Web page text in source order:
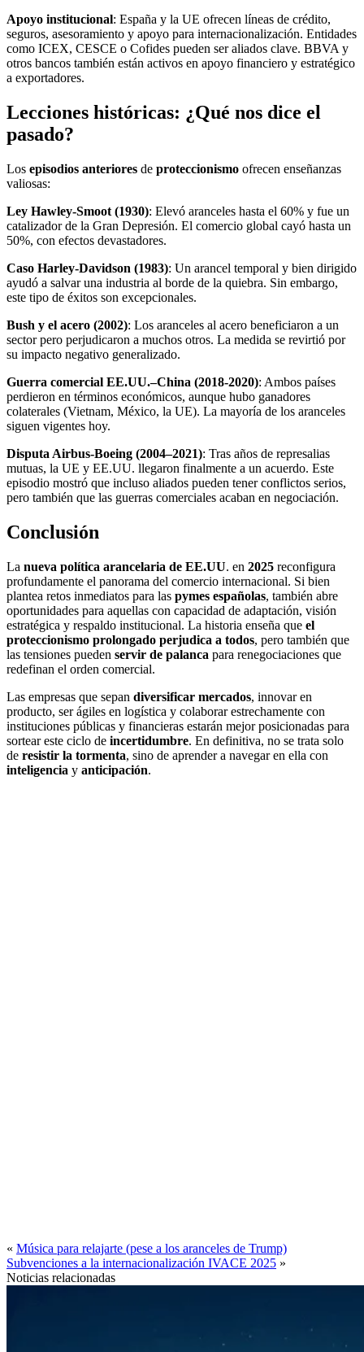
Apoyo institucional: España y la UE ofrecen líneas de crédito,
seguros, asesoramiento y apoyo para internacionalización. Entidades
como ICEX, CESCE o Cofides pueden ser aliados clave. BBVA y
otros bancos también están activos en apoyo financiero y estratégico
a exportadores.
Lecciones históricas: ¿Qué nos dice el
pasado?
Los episodios anteriores de proteccionismo ofrecen enseñanzas
valiosas:
Ley Hawley-Smoot (1930): Elevó aranceles hasta el 60% y fue un
catalizador de la Gran Depresión. El comercio global cayó hasta un
50%, con efectos devastadores.
Caso Harley-Davidson (1983): Un arancel temporal y bien dirigido
ayudó a salvar una industria al borde de la quiebra. Sin embargo,
este tipo de éxitos son excepcionales.
Bush y el acero (2002): Los aranceles al acero beneficiaron a un
sector pero perjudicaron a muchos otros. La medida se revirtió por
su impacto negativo generalizado.
Guerra comercial EE.UU.–China (2018-2020): Ambos países
perdieron en términos económicos, aunque hubo ganadores
colaterales (Vietnam, México, la UE). La mayoría de los aranceles
siguen vigentes hoy.
Disputa Airbus-Boeing (2004–2021): Tras años de represalias
mutuas, la UE y EE.UU. llegaron finalmente a un acuerdo. Este
episodio mostró que incluso aliados pueden tener conflictos serios,
pero también que las guerras comerciales acaban en negociación.
Conclusión
La nueva política arancelaria de EE.UU. en 2025 reconfigura
profundamente el panorama del comercio internacional. Si bien
plantea retos inmediatos para las pymes españolas, también abre
oportunidades para aquellas con capacidad de adaptación, visión
estratégica y respaldo institucional. La historia enseña que el
proteccionismo prolongado perjudica a todos, pero también que
las tensiones pueden servir de palanca para renegociaciones que
redefinan el orden comercial.
Las empresas que sepan diversificar mercados, innovar en
producto, ser ágiles en logística y colaborar estrechamente con
instituciones públicas y financieras estarán mejor posicionadas para
sortear este ciclo de incertidumbre. En definitiva, no se trata solo
de resistir la tormenta, sino de aprender a navegar en ella con
inteligencia y anticipación.
« Música para relajarte (pese a los aranceles de Trump)
Subvenciones a la internacionalización IVACE 2025 »
Noticias relacionadas